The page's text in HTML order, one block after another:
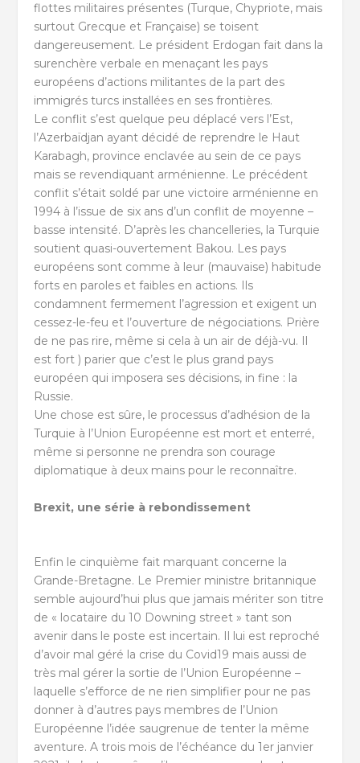
flottes militaires présentes (Turque, Chypriote, mais
surtout Grecque et Française) se toisent
dangereusement. Le président Erdogan fait dans la
surenchère verbale en menaçant les pays
européens d’actions militantes de la part des
immigrés turcs installées en ses frontières.
Le conflit s’est quelque peu déplacé vers l’Est,
l’Azerbaïdjan ayant décidé de reprendre le Haut
Karabagh, province enclavée au sein de ce pays
mais se revendiquant arménienne. Le précédent
conflit s’était soldé par une victoire arménienne en
1994 à l’issue de six ans d’un conflit de moyenne –
basse intensité. D’après les chancelleries, la Turquie
soutient quasi-ouvertement Bakou. Les pays
européens sont comme à leur (mauvaise) habitude
forts en paroles et faibles en actions. Ils
condamnent fermement l’agression et exigent un
cessez-le-feu et l’ouverture de négociations. Prière
de ne pas rire, même si cela à un air de déjà-vu. Il
est fort ) parier que c’est le plus grand pays
européen qui imposera ses décisions, in fine : la
Russie.
Une chose est sûre, le processus d’adhésion de la
Turquie à l’Union Européenne est mort et enterré,
même si personne ne prendra son courage
diplomatique à deux mains pour le reconnaître.
Brexit, une série à rebondissement
Enfin le cinquième fait marquant concerne la
Grande-Bretagne. Le Premier ministre britannique
semble aujourd’hui plus que jamais mériter son titre
de « locataire du 10 Downing street » tant son
avenir dans le poste est incertain. Il lui est reproché
d’avoir mal géré la crise du Covid19 mais aussi de
très mal gérer la sortie de l’Union Européenne –
laquelle s’efforce de ne rien simplifier pour ne pas
donner à d’autres pays membres de l’Union
Européenne l’idée saugrenue de tenter la même
aventure. A trois mois de l’échéance du 1er janvier